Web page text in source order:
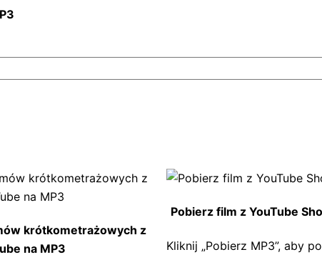
krótkometrażowych z
na MP3
Pobierz film z YouTube
Kliknij „Pobierz MP3”, aby